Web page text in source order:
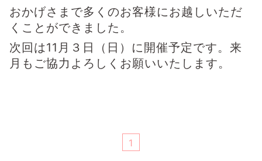
おかげさまで多くのお客様にお越しいただ
くことができました。
次回は11月３日（日）に開催予定です。 来
月もご協力よろしくお願いいたします。
1